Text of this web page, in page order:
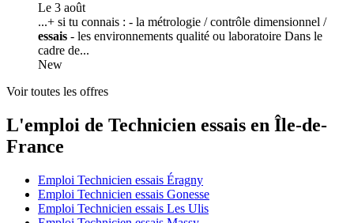
Le 3 août
...+ si tu connais : - la métrologie / contrôle dimensionnel /
essais - les environnements qualité ou laboratoire Dans le
cadre de...
New
Voir toutes les offres
L'emploi de Technicien essais en Île-de-
France
Emploi Technicien essais Éragny
Emploi Technicien essais Gonesse
Emploi Technicien essais Les Ulis